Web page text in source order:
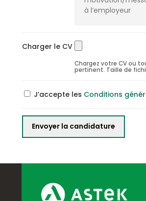
Charger le CV
Chargez votre CV ou
pertinent. Taille de
J’accepte les Conditions